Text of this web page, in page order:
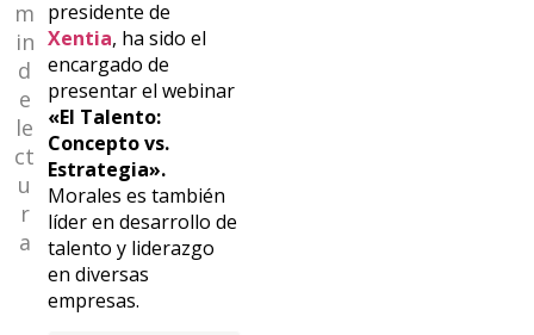
m
in
d
e
le
ct
u
r
a
presidente de
Xentia, ha sido el
encargado de
presentar el webinar
«El Talento:
Concepto vs.
Estrategia».
Morales es también
líder en desarrollo de
talento y liderazgo
en diversas
empresas.